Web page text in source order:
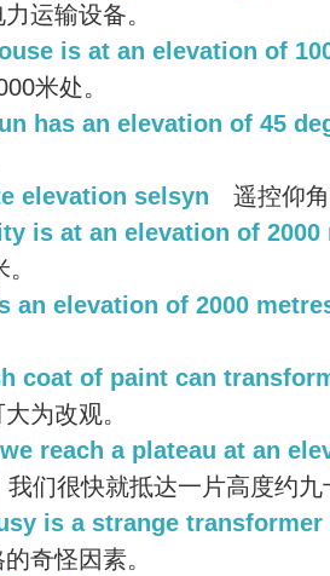
运输设备。
is at an elevation of
米处。
has an elevation of 45
elevation selsyn
遥控仰
is at an elevation of 2000
an elevation of 2000
coat of paint can
为改观。
reach a plateau at an
我们很快就抵达一片高度约
is a strange
奇怪因素。